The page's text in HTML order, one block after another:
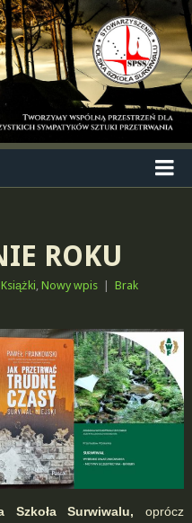
ROKU
Książki, Nowy wpis
Brak
Szkoła Surwiwalu, oprócz